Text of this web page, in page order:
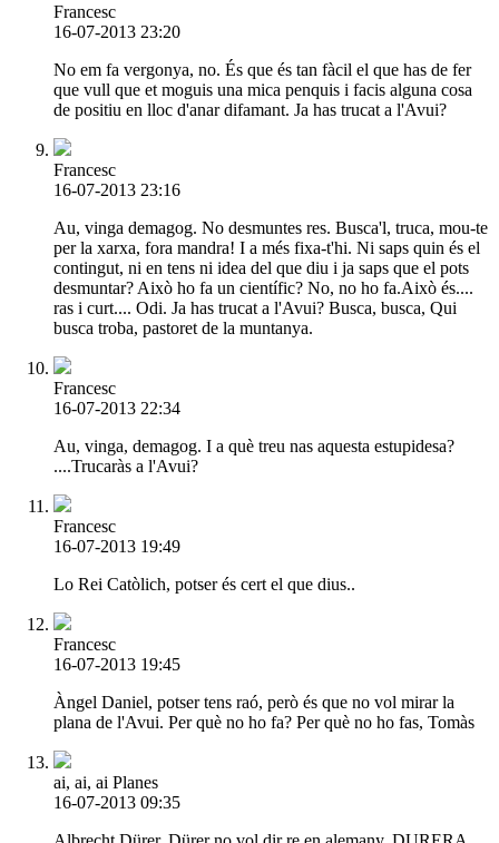
Francesc
16-07-2013 23:20
No em fa vergonya, no. És que és tan fàcil el que has de fer
que vull que et moguis una mica penquis i facis alguna cosa
de positiu en lloc d'anar difamant. Ja has trucat a l'Avui?
Francesc
16-07-2013 23:16
Au, vinga demagog. No desmuntes res. Busca'l, truca, mou-te
per la xarxa, fora mandra! I a més fixa-t'hi. Ni saps quin és el
contingut, ni en tens ni idea del que diu i ja saps que el pots
desmuntar? Això ho fa un científic? No, no ho fa.Això és....
ras i curt.... Odi. Ja has trucat a l'Avui? Busca, busca, Qui
busca troba, pastoret de la muntanya.
Francesc
16-07-2013 22:34
Au, vinga, demagog. I a què treu nas aquesta estupidesa?
....Trucaràs a l'Avui?
Francesc
16-07-2013 19:49
Lo Rei Catòlich, potser és cert el que dius..
Francesc
16-07-2013 19:45
Àngel Daniel, potser tens raó, però és que no vol mirar la
plana de l'Avui. Per què no ho fa? Per què no ho fas, Tomàs
ai, ai, ai Planes
16-07-2013 09:35